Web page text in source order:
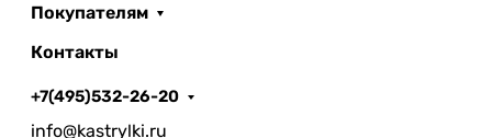
Покупателям
Контакты
+7(495)532-26-20
info@kastrylki.ru